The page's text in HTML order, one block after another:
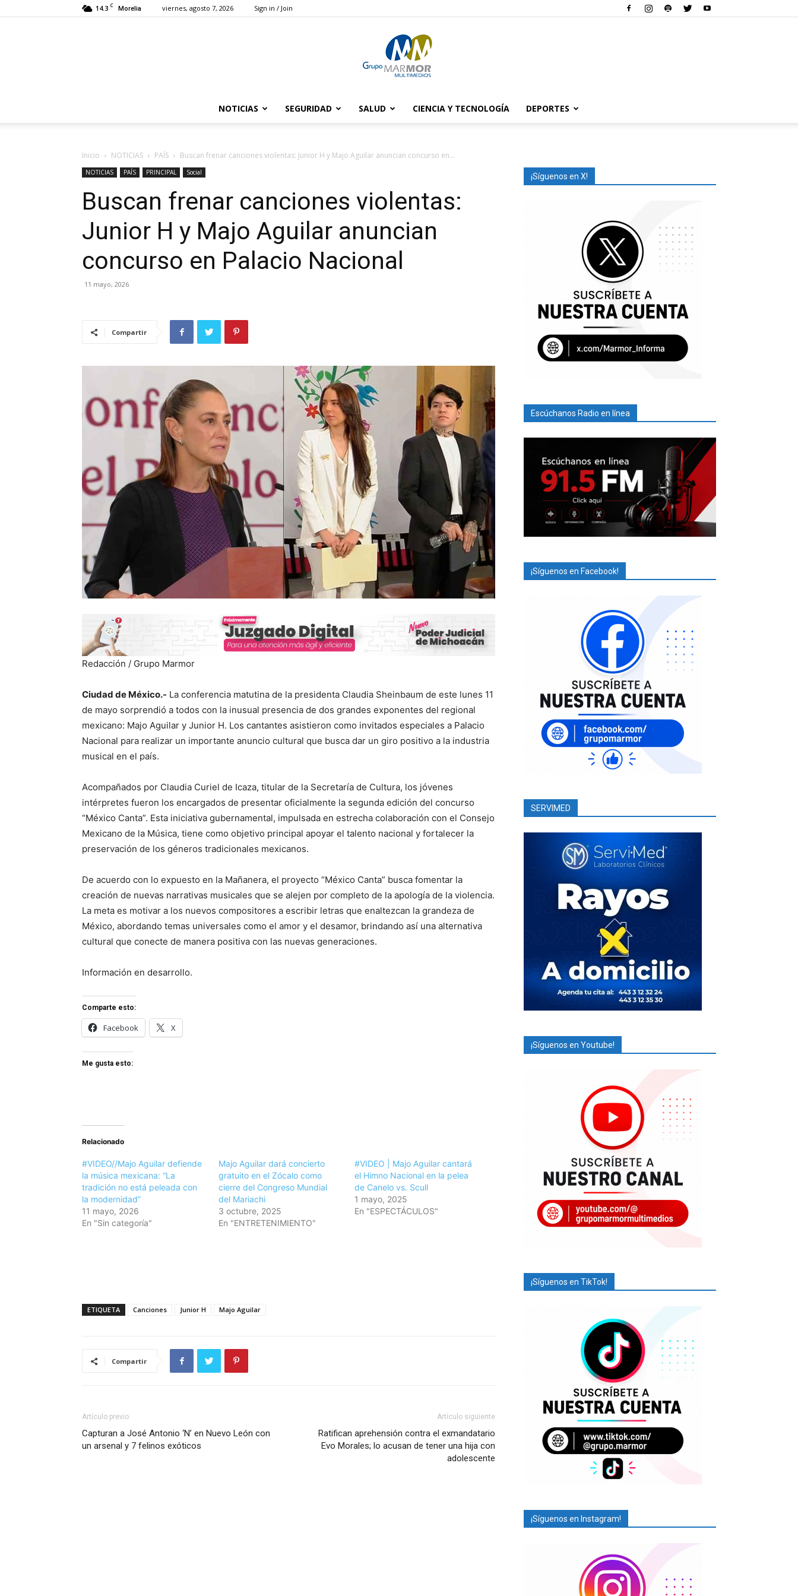
14.3 C Morelia viernes, agosto 7, 2026 Sign in / Join
Marmor
NOTICIAS SEGURIDAD SALUD CIENCIA Y TECNOLOGÍA DEPORTES
Inicio NOTICIAS PAÍS Buscan frenar canciones violentas: Junior H y Majo Aguilar anuncian concurso en...
NOTICIAS PAÍS PRINCIPAL Social
Buscan frenar canciones violentas:
Junior H y Majo Aguilar anuncian
concurso en Palacio Nacional
11 mayo, 2026
Compartir
Redacción / Grupo Marmor
Ciudad de México.- La conferencia matutina de la presidenta Claudia Sheinbaum de este lunes 11
de mayo sorprendió a todos con la inusual presencia de dos grandes exponentes del regional
mexicano: Majo Aguilar y Junior H. Los cantantes asistieron como invitados especiales a Palacio
Nacional para realizar un importante anuncio cultural que busca dar un giro positivo a la industria
musical en el país.
Acompañados por Claudia Curiel de Icaza, titular de la Secretaría de Cultura, los jóvenes
intérpretes fueron los encargados de presentar oficialmente la segunda edición del concurso
“México Canta”. Esta iniciativa gubernamental, impulsada en estrecha colaboración con el Consejo
Mexicano de la Música, tiene como objetivo principal apoyar el talento nacional y fortalecer la
preservación de los géneros tradicionales mexicanos.
De acuerdo con lo expuesto en la Mañanera, el proyecto “México Canta” busca fomentar la
creación de nuevas narrativas musicales que se alejen por completo de la apología de la violencia.
La meta es motivar a los nuevos compositores a escribir letras que enaltezcan la grandeza de
México, abordando temas universales como el amor y el desamor, brindando así una alternativa
cultural que conecte de manera positiva con las nuevas generaciones.
Información en desarrollo.
Comparte esto:
Facebook X
Me gusta esto:
Relacionado
#VIDEO//Majo Aguilar defiende
la música mexicana: “La
tradición no está peleada con
la modernidad”
11 mayo, 2026
En "Sin categoría"
Majo Aguilar dará concierto
gratuito en el Zócalo como
cierre del Congreso Mundial
del Mariachi
3 octubre, 2025
En "ENTRETENIMIENTO"
#VIDEO | Majo Aguilar cantará
el Himno Nacional en la pelea
de Canelo vs. Scull
1 mayo, 2025
En "ESPECTÁCULOS"
ETIQUETA Canciones Junior H Majo Aguilar
Compartir
Artículo previo
Capturan a José Antonio ‘N’ en Nuevo León con
un arsenal y 7 felinos exóticos
Artículo siguiente
Ratifican aprehensión contra el exmandatario
Evo Morales; lo acusan de tener una hija con
adolescente
¡Síguenos en X!
Escúchanos Radio en línea
¡Síguenos en Facebook!
SERVIMED
¡Síguenos en Youtube!
¡Síguenos en TikTok!
¡Síguenos en Instagram!